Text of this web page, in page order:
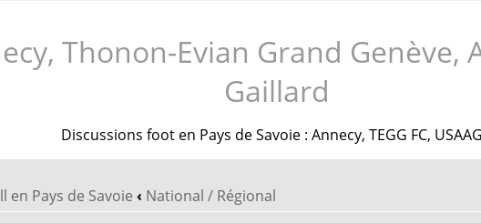
Thonon-Evian Grand Genève,
Gaillard
Discussions foot en Pays de Savoie : Annecy, TEGG FC,
en Pays de Savoie ‹ National / Régional